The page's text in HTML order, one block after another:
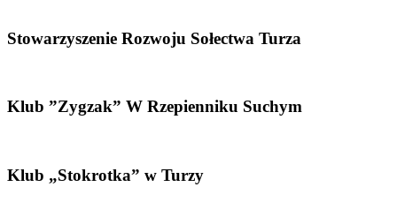
Stowarzyszenie Rozwoju Sołectwa Turza
Klub ”Zygzak” W Rzepienniku Suchym
Klub „Stokrotka” w Turzy